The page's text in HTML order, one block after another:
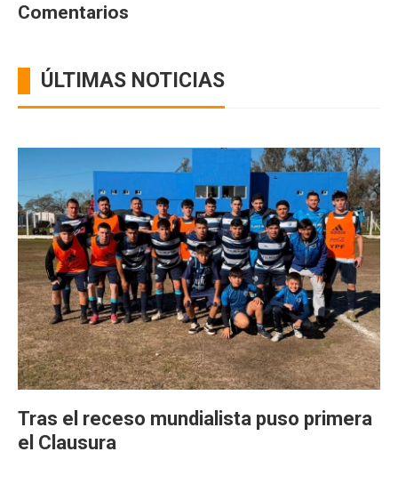
Comentarios
ÚLTIMAS NOTICIAS
Tras el receso mundialista puso primera
el Clausura